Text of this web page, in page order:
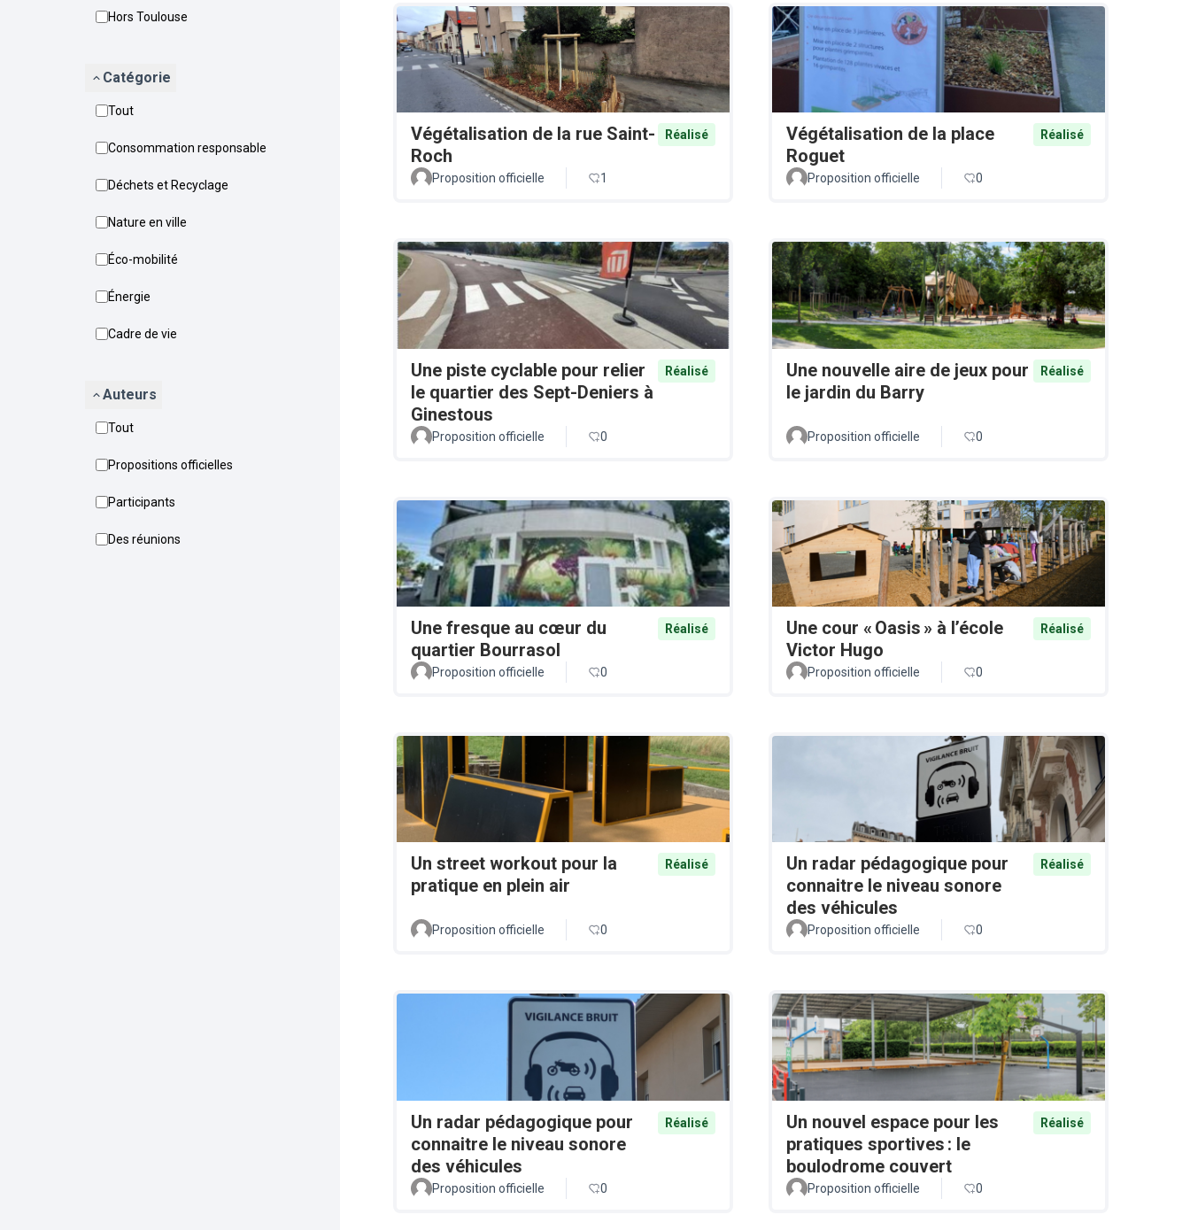
Hors Toulouse
Catégorie
Tout
Consommation responsable
Déchets et Recyclage
Nature en ville
Éco-mobilité
Énergie
Cadre de vie
Auteurs
Tout
Propositions officielles
Participants
Des réunions
Végétalisation de la rue Saint-
Roch
Réalisé
Proposition officielle 1
Végétalisation de la place
Roguet
Réalisé
Proposition officielle 0
Une piste cyclable pour relier
le quartier des Sept-Deniers à
Ginestous
Réalisé
Proposition officielle 0
Une nouvelle aire de jeux pour
le jardin du Barry
Réalisé
Proposition officielle 0
Une fresque au cœur du
quartier Bourrasol
Réalisé
Proposition officielle 0
Une cour « Oasis » à l’école
Victor Hugo
Réalisé
Proposition officielle 0
Un street workout pour la
pratique en plein air
Réalisé
Proposition officielle 0
Un radar pédagogique pour
connaitre le niveau sonore
des véhicules
Réalisé
Proposition officielle 0
Un radar pédagogique pour
connaitre le niveau sonore
des véhicules
Réalisé
Proposition officielle 0
Un nouvel espace pour les
pratiques sportives : le
boulodrome couvert
Réalisé
Proposition officielle 0